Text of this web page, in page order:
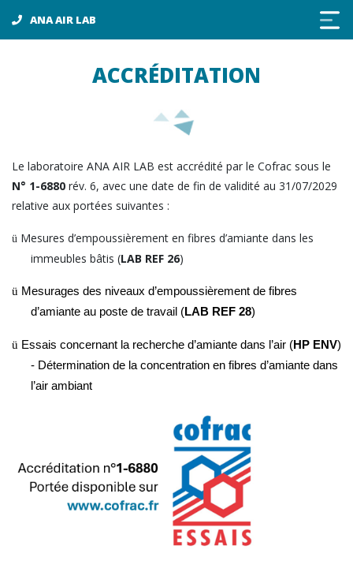
ANA AIR LAB
ACCRÉDITATION
Le laboratoire ANA AIR LAB est accrédité par le Cofrac sous le
N° 1-6880 rév. 6, avec une date de fin de validité au 31/07/2029
relative aux portées suivantes :
ü Mesures d’empoussièrement en fibres d’amiante dans les
immeubles bâtis (LAB REF 26)
ü Mesurages des niveaux d’empoussièrement de fibres
d’amiante au poste de travail (LAB REF 28)
ü Essais concernant la recherche d’amiante dans l’air (HP ENV)
- Détermination de la concentration en fibres d’amiante dans
l’air ambiant